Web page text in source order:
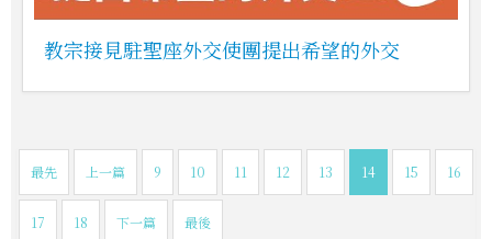
教宗接見駐聖座外交使團提出希望的外交
最先 上一篇 9 10 11 12 13 14 15 16
17 18 下一篇 最後